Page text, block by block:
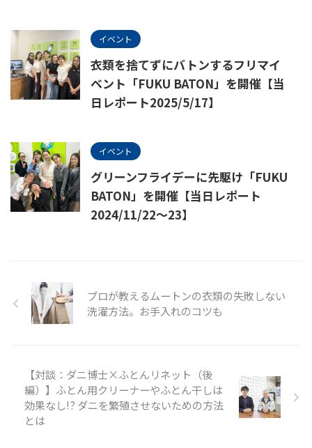
イベント
衣類を捨てずにバトンするフリマイ
ベント「FUKU BATON」を開催【当
日レポート2025/5/17】
イベント
グリーンフライデーに先駆け「FUKU
BATON」を開催【当日レポート
2024/11/22～23】
プロが教えるムートンの衣類の失敗しない
洗濯方法。お手入れのコツも
【対談：ダニ博士×ふとんリネット（後
編）】ふとん用クリーナーやふとん干しは
効果なし!? ダニを繁殖させないための方法
とは